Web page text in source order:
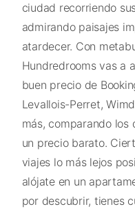
ciudad recorriendo
admirando paisajes
atardecer. Con
Hundredrooms vas a
buen precio de
Levallois-Perret,
más, comparando los
un precio barato.
viajes lo más lejos
alójate en un
por descubrir, tienes